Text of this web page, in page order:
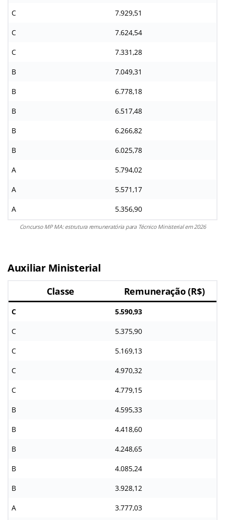
C 7.929,51
C 7.624,54
C 7.331,28
B 7.049,31
B 6.778,18
B 6.517,48
B 6.266,82
B 6.025,78
A 5.794,02
A 5.571,17
A 5.356,90
Concurso MP MA: estrutura remuneratória para Técnico Ministerial em 2026
Auxiliar Ministerial
Classe Remuneração (R$)
C 5.590,93
C 5.375,90
C 5.169,13
C 4.970,32
C 4.779,15
B 4.595,33
B 4.418,60
B 4.248,65
B 4.085,24
B 3.928,12
A 3.777,03